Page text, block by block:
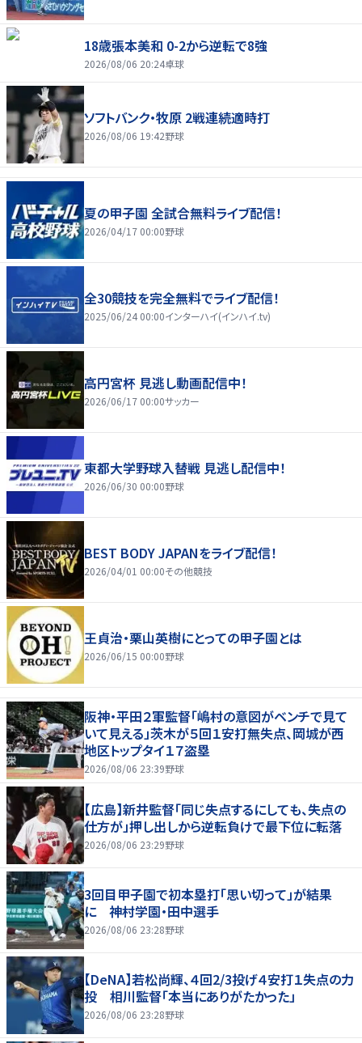
18歳張本美和 0-2から逆転で8強
2026/08/06 20:24卓球
ソフトバンク・牧原 2戦連続適時打
2026/08/06 19:42野球
夏の甲子園 全試合無料ライブ配信！
2026/04/17 00:00野球
全30競技を完全無料でライブ配信！
2025/06/24 00:00インターハイ(インハイ.tv)
高円宮杯 見逃し動画配信中！
2026/06/17 00:00サッカー
東都大学野球入替戦 見逃し配信中！
2026/06/30 00:00野球
BEST BODY JAPANをライブ配信！
2026/04/01 00:00その他競技
王貞治・栗山英樹にとっての甲子園とは
2026/06/15 00:00野球
阪神・平田２軍監督「嶋村の意図がベンチで見て
いて見える」茨木が５回１安打無失点、岡城が西
地区トップタイ１７盗塁
2026/08/06 23:39野球
【広島】新井監督「同じ失点するにしても、失点の
仕方が」押し出しから逆転負けで最下位に転落
2026/08/06 23:29野球
3回目甲子園で初本塁打「思い切って」が結果
に 神村学園・田中選手
2026/08/06 23:28野球
【DeNA】若松尚輝、４回2/3投げ４安打１失点の力
投 相川監督「本当にありがたかった」
2026/08/06 23:28野球